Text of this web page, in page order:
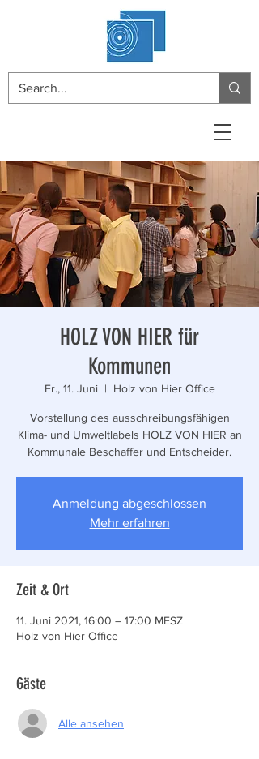
HOLZ VON HIER für
Kommunen
Fr., 11. Juni
  |
Holz von Hier Office
Vorstellung des ausschreibungsfähigen
Klima- und Umweltlabels HOLZ VON HIER an
Kommunale Beschaffer und Entscheider.
Anmeldung abgeschlossen
Mehr erfahren
Zeit & Ort
11. Juni 2021, 16:00 – 17:00 MESZ
Holz von Hier Office
Gäste
Alle ansehen